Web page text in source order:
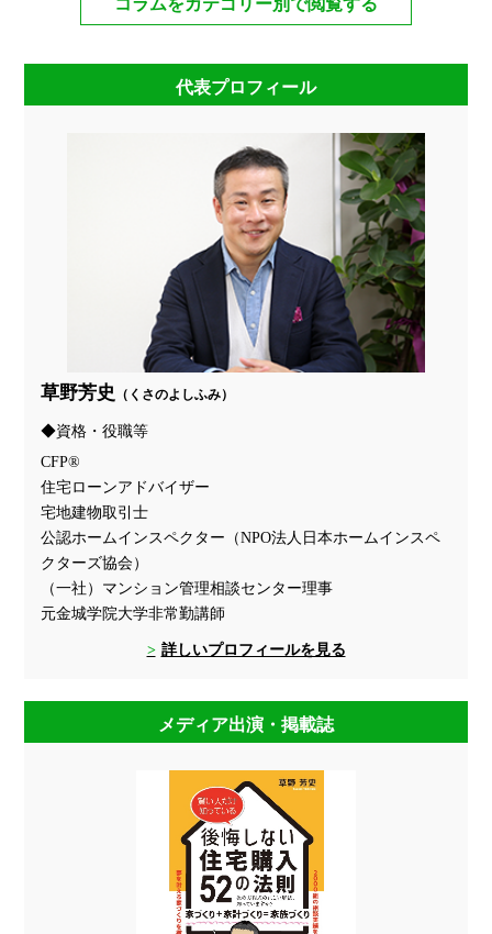
コラムをカテゴリー別で閲覧する
代表プロフィール
草野芳史 （くさのよしふみ）
資格・役職等
CFP®
住宅ローンアドバイザー
宅地建物取引士
公認ホームインスペクター（NPO法人日本ホームインスペ
クターズ協会）
（一社）マンション管理相談センター理事
元金城学院大学非常勤講師
詳しいプロフィールを見る
メディア出演・掲載誌